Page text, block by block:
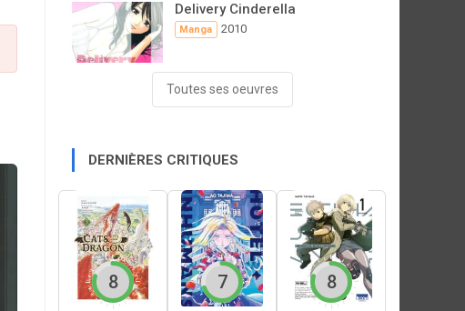
Delivery Cinderella
Manga 2010
Toutes ses oeuvres
DERNIÈRES CRITIQUES
8 7 8